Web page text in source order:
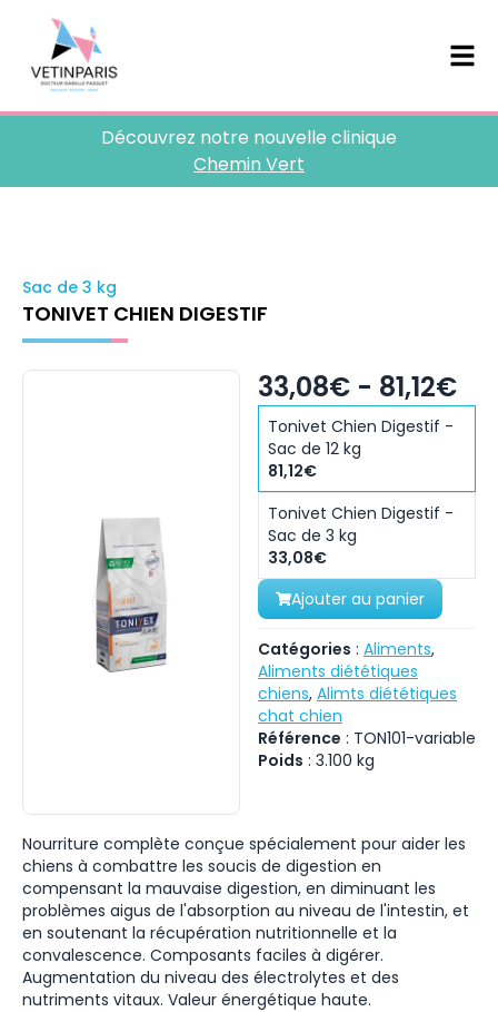
Découvrez notre nouvelle clinique
Chemin Vert
Sac de 3 kg
TONIVET CHIEN DIGESTIF
33,08€ - 81,12€
Tonivet Chien Digestif -
Sac de 12 kg
81,12€
Tonivet Chien Digestif -
Sac de 3 kg
33,08€
Ajouter au panier
Catégories : Aliments,
Aliments diététiques
chiens, Alimts diététiques
chat chien
Référence : TON101-variable
Poids : 3.100 kg
Nourriture complète conçue spécialement pour aider les
chiens à combattre les soucis de digestion en
compensant la mauvaise digestion, en diminuant les
problèmes aigus de l'absorption au niveau de l'intestin, et
en soutenant la récupération nutritionnelle et la
convalescence. Composants faciles à digérer.
Augmentation du niveau des électrolytes et des
nutriments vitaux. Valeur énergétique haute.